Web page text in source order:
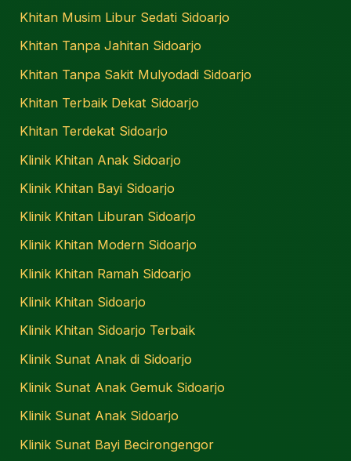
Khitan Musim Libur Sedati Sidoarjo
Khitan Tanpa Jahitan Sidoarjo
Khitan Tanpa Sakit Mulyodadi Sidoarjo
Khitan Terbaik Dekat Sidoarjo
Khitan Terdekat Sidoarjo
Klinik Khitan Anak Sidoarjo
Klinik Khitan Bayi Sidoarjo
Klinik Khitan Liburan Sidoarjo
Klinik Khitan Modern Sidoarjo
Klinik Khitan Ramah Sidoarjo
Klinik Khitan Sidoarjo
Klinik Khitan Sidoarjo Terbaik
Klinik Sunat Anak di Sidoarjo
Klinik Sunat Anak Gemuk Sidoarjo
Klinik Sunat Anak Sidoarjo
Klinik Sunat Bayi Becirongengor